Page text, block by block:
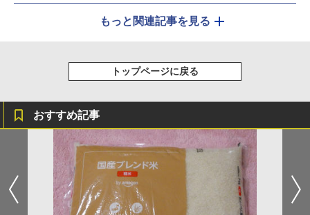
もっと関連記事を見る
トップページに戻る
おすすめ記事